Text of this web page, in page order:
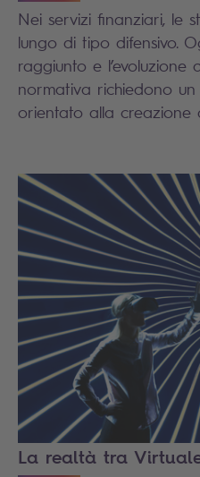
Nei servizi finanziari, le
lungo di tipo difensivo.
raggiunto e l’evoluzione
normativa richiedono
orientato alla creazione
La realtà tra